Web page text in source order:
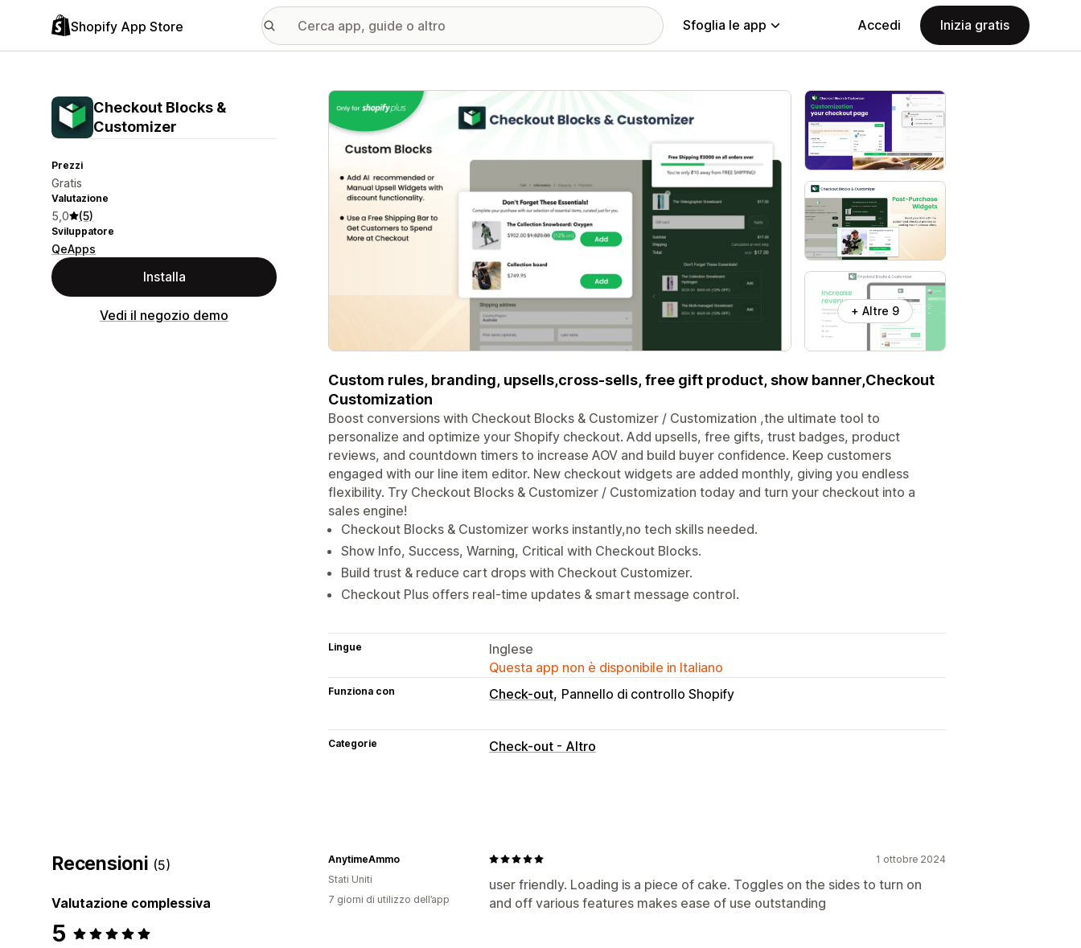
Shopify App Store Sfoglia le app Accedi Inizia gratis
Checkout Blocks &
Customizer
Prezzi
Gratis
Valutazione
5,0 (5)
Sviluppatore
QeApps
Installa
Vedi il negozio demo
Galleria immagini in evidenza
+ Altre 9
Custom rules, branding, upsells,cross-sells, free gift product, show banner,Checkout
Customization
Boost conversions with Checkout Blocks & Customizer / Customization ,the ultimate tool to
personalize and optimize your Shopify checkout. Add upsells, free gifts, trust badges, product
reviews, and countdown timers to increase AOV and build buyer confidence. Keep customers
engaged with our line item editor. New checkout widgets are added monthly, giving you endless
flexibility. Try Checkout Blocks & Customizer / Customization today and turn your checkout into a
sales engine!
Checkout Blocks & Customizer works instantly,no tech skills needed.
Show Info, Success, Warning, Critical with Checkout Blocks.
Build trust & reduce cart drops with Checkout Customizer.
Checkout Plus offers real-time updates & smart message control.
Lingue
Inglese
Questa app non è disponibile in Italiano
Funziona con Check-out Pannello di controllo Shopify
Categorie Check-out - Altro
Recensioni (5)
Valutazione complessiva
5
1 ottobre 2024
user friendly. Loading is a piece of cake. Toggles on the sides to turn on
and off various features makes ease of use outstanding
AnytimeAmmo
Stati Uniti
7 giorni di utilizzo dell’app